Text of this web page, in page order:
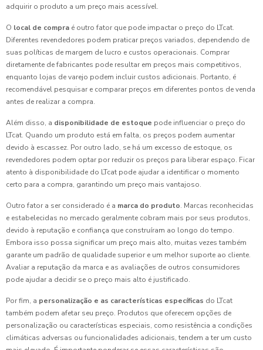
adquirir o produto a um preço mais acessível.
O local de compra é outro fator que pode impactar o preço do LTcat.
Diferentes revendedores podem praticar preços variados, dependendo de
suas políticas de margem de lucro e custos operacionais. Comprar
diretamente de fabricantes pode resultar em preços mais competitivos,
enquanto lojas de varejo podem incluir custos adicionais. Portanto, é
recomendável pesquisar e comparar preços em diferentes pontos de venda
antes de realizar a compra.
Além disso, a disponibilidade de estoque pode influenciar o preço do
LTcat. Quando um produto está em falta, os preços podem aumentar
devido à escassez. Por outro lado, se há um excesso de estoque, os
revendedores podem optar por reduzir os preços para liberar espaço. Ficar
atento à disponibilidade do LTcat pode ajudar a identificar o momento
certo para a compra, garantindo um preço mais vantajoso.
Outro fator a ser considerado é a marca do produto. Marcas reconhecidas
e estabelecidas no mercado geralmente cobram mais por seus produtos,
devido à reputação e confiança que construíram ao longo do tempo.
Embora isso possa significar um preço mais alto, muitas vezes também
garante um padrão de qualidade superior e um melhor suporte ao cliente.
Avaliar a reputação da marca e as avaliações de outros consumidores
pode ajudar a decidir se o preço mais alto é justificado.
Por fim, a personalização e as características específicas do LTcat
também podem afetar seu preço. Produtos que oferecem opções de
personalização ou características especiais, como resistência a condições
climáticas adversas ou funcionalidades adicionais, tendem a ter um custo